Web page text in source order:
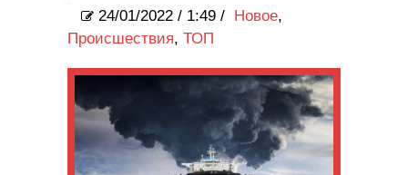
24/01/2022 / 1:49 / Новое,
Происшествия, ТОП